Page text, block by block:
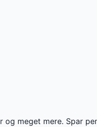
meget mere. Spar